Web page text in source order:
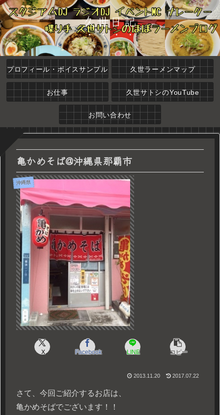
久世日記
プロフィール・ボイスサンプル 久世ラーメンマップ
お仕事 久世サトシのYouTube
お問い合わせ
亀かめそば@沖縄県那覇市
沖縄県
X Facebook LINE コピー
2013.11.20 2017.07.22
さて、今回ご紹介するお店は、
亀かめそばでございます！！